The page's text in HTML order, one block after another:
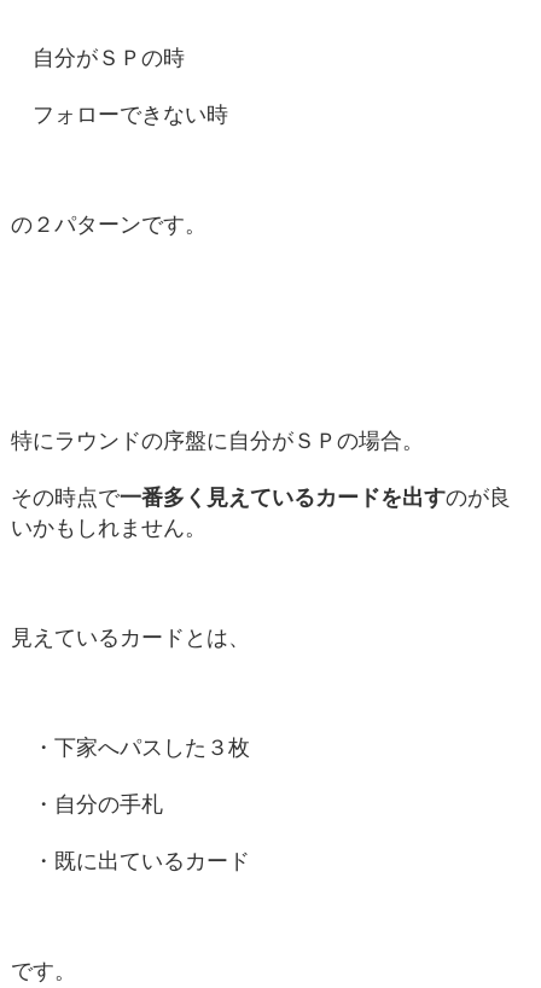
自分がＳＰの時
フォローできない時
の２パターンです。
特にラウンドの序盤に自分がＳＰの場合。
その時点で一番多く見えているカードを出すのが良
いかもしれません。
見えているカードとは、
・下家へパスした３枚
・自分の手札
・既に出ているカード
です。